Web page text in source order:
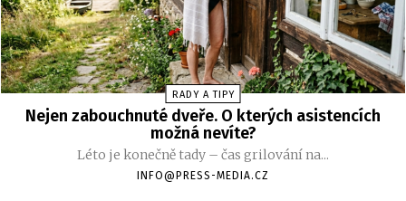
RADY A TIPY
Nejen zabouchnuté dveře. O kterých asistencích
možná nevíte?
Léto je konečně tady – čas grilování na...
INFO@PRESS-MEDIA.CZ